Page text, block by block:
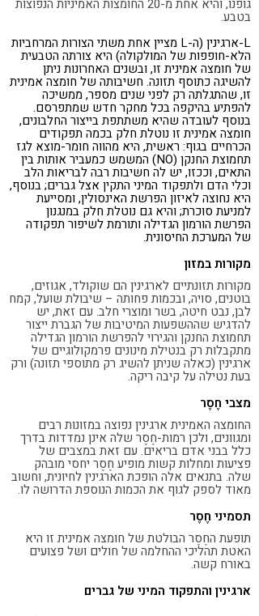
קורונה
גופנו, והיא אחת מ-20 החומצות האמיניות הנפוצות
בטבע.
L-ארגינין (ה-L מציין אחת משתי הצורות המרחביות
הלא-חופפות של המולקולה) היא צורתה הטבעית
של חומצה אמינית זו, ובשנים האחרונות ניתן
להשיגה כתוסף תזונה. חשיבותה של חומצה אמינית
זו, שהתגלתה רק לפני שנים מספר, ממשיכה
להפתיע בהיקפה בכל מחקר חדש שמתפרסם.
בנוסף לעובדה שהיא משתתפת בייצור החלבונים,
חומצה אמינית זו נוטלת חלק בכמה תפקודים
הכרחיים בגוף: ראשית, היא מהווה חומר-מוצא לגז
תחמוצת החנקן (NO) המשמש כמעביר אותות בין
התאים, וככזו, יש לה חשיבות רבה לבריאות הלב
וכלי הדם ולתפקוד המיני התקין אצל גברים; בנוסף,
היא נחוצה לאיזון הפרשת האינסולין, ומסייעת
למניעת סוכרת; והיא גם נוטלת חלק במנגנון
הפרשת הורמון הגדילה ותורמת לשיפור תפקודה
של המערכת החיסונית.
מקורות במזון
מקורות תזונתיים לארגינין הם שוקולד, אגוזים,
בוטנים, סויה, ובכמות פחותה – שיבולת שועל, קמח
לבן, נבט חיטה, בשר ומוצרי חלב. עם זאת, יש
להדגיש שההשפעות המיטיבות של הגברת ייצור
תחמוצת החנקן והגירוי להפרשת הורמון הגדילה
מתקבלות רק בנטילת מינונים פרמקולוגיים של
ארגינין (כאלה שניתן להשיג רק מתוספי תזונה) ורק
בעת נטילה על קיבה ריקה.
מצבי חֶסֶר
החומצה האמינית ארגינין נפוצה במזונות רבים
ומגוונים, ולכן רמות-חֶסֶר שלה אינן נמדדות בדרך
כלל בבני אדם בריאים. עם זאת במצבים של
פציעות ומחלות קשות מופיע חֶסֶר יחסי מובהק
שלה. בתנאים אלה הופכת הארגינין לחיונית, וחשוב
מאוד לספק לגוף את הכמות הנוספת הדרושה לו.
תסמיני חֶסֶר
תופעת החֶסֶר הבולטת של חומצה אמינית זו היא
האטת תהליכי ההחלמה של חולים ושל פצועים
באורח קשה.
ארגינין והתפקוד המיני של גברים